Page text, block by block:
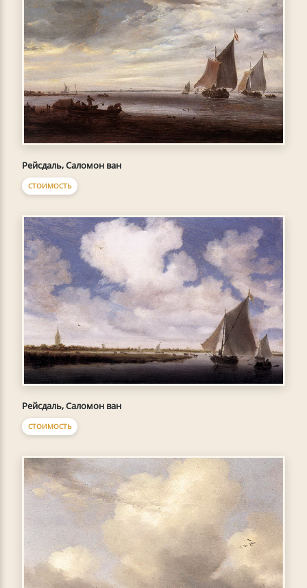
Рейсдаль, Саломон ван
СТОИМОСТЬ
Рейсдаль, Саломон ван
СТОИМОСТЬ